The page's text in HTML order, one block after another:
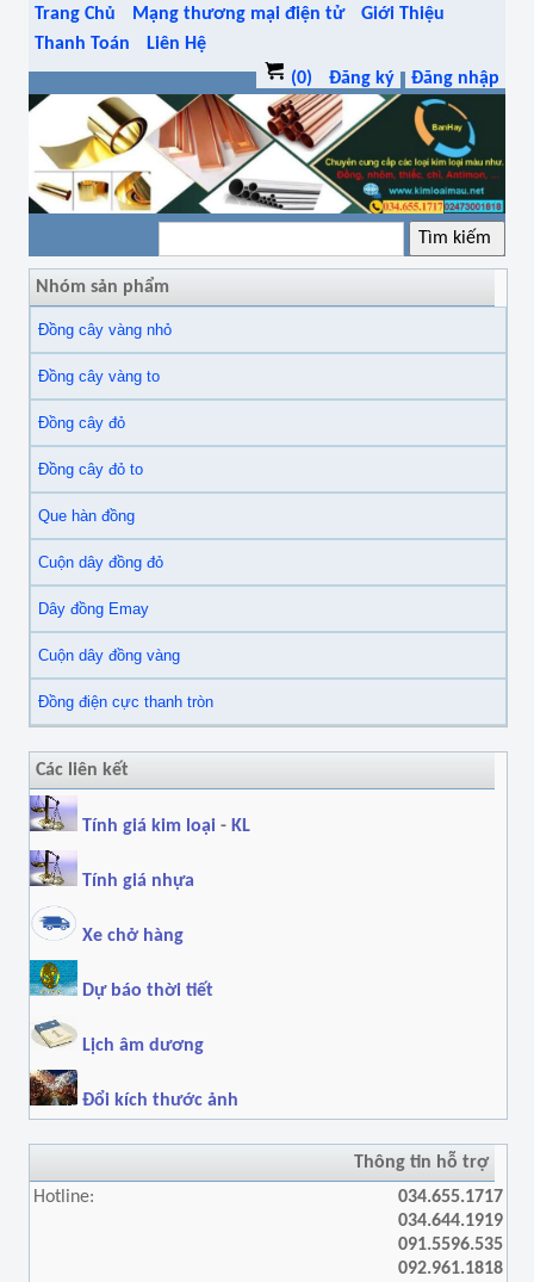
Trang Chủ Mạng thương mại điện tử
Giới Thiệu
Thanh Toán
Liên Hệ
(0)
Đăng ký Đăng nhập
Nhóm sản phẩm
Đồng cây vàng nhỏ
Đồng cây vàng to
Đồng cây đỏ
Đồng cây đỏ to
Que hàn đồng
Cuộn dây đồng đỏ
Dây đồng Emay
Cuộn dây đồng vàng
Đồng điện cực thanh tròn
Các liên kết
Tính giá kim loại - KL
Tính giá nhựa
Xe chở hàng
Dự báo thời tiết
Lịch âm dương
Đổi kích thước ảnh
Thông tin hỗ trợ
Hotline:
034.655.1717
034.644.1919
091.5596.535
092.961.1818